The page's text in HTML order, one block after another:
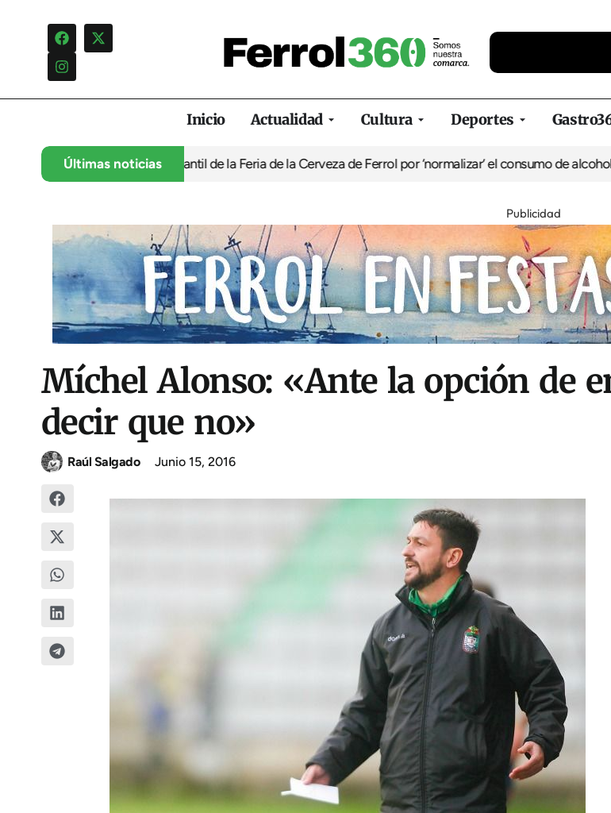
Inicio Actualidad Cultura Deportes
Últimas noticias
la programación infantil de la Feria de la Cerveza de Ferrol por ‘normalizar’ el consumo de alcoholDe
Publicidad
Míchel Alonso: «Ante la opción de
decir que no»
Raúl Salgado Junio 15, 2016